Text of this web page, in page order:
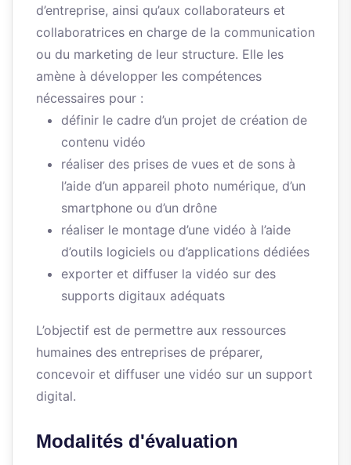
d’entreprise, ainsi qu’aux collaborateurs et
collaboratrices en charge de la communication
ou du marketing de leur structure. Elle les
amène à développer les compétences
nécessaires pour :
définir le cadre d’un projet de création de
contenu vidéo
réaliser des prises de vues et de sons à
l’aide d’un appareil photo numérique, d’un
smartphone ou d’un drône
réaliser le montage d’une vidéo à l’aide
d’outils logiciels ou d’applications dédiées
exporter et diffuser la vidéo sur des
supports digitaux adéquats
L’objectif est de permettre aux ressources
humaines des entreprises de préparer,
concevoir et diffuser une vidéo sur un support
digital.
Modalités d'évaluation